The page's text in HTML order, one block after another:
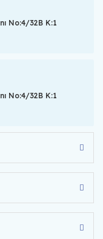
No:4/32B K:1
No:4/32B K:1